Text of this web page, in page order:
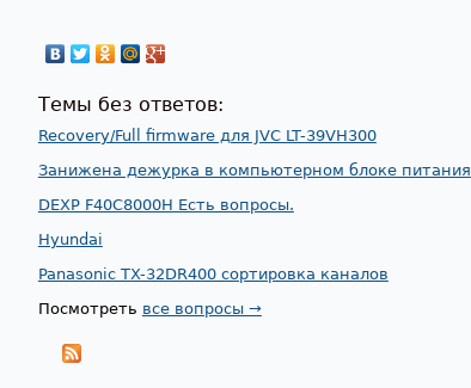
Темы без ответов:
Recovery/Full firmware для JVC LT-39VH300
Занижена дежурка в компьютерном блоке питания
DEXP F40C8000H Есть вопросы.
Hyundai
Panasonic TX-32DR400 сортировка каналов
Посмотреть все вопросы →